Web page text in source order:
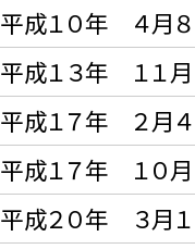
平成１０年 ４月
平成１３年 １１月
平成１７年 ２月
平成１７年 １０月
平成２０年 ３月１